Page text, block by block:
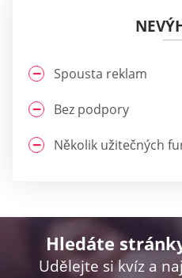
Spousta reklam
Bez podpory
Několik užitečných
Hledáte
Udělejte si kvíz a